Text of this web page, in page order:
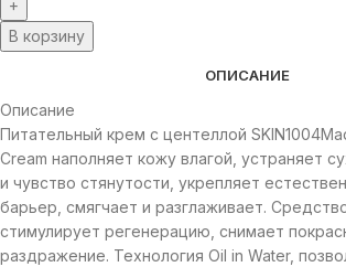
В корзину
ОПИСАНИЕ
Описание
Питательный крем с центеллой
Cream наполняет кожу влагой, устраняет
и чувство стянутости, укрепляет
барьер, смягчает и разглаживает.
стимулирует регенерацию, снимает
раздражение. Технология Oil in Water,